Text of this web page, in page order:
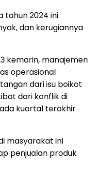
tahun 2024 ini
dan kerugiannya
kemarin, manajemen
operasional
dari isu boikot
dari konflik di
kuartal terakhir
masyarakat ini
penjualan produk